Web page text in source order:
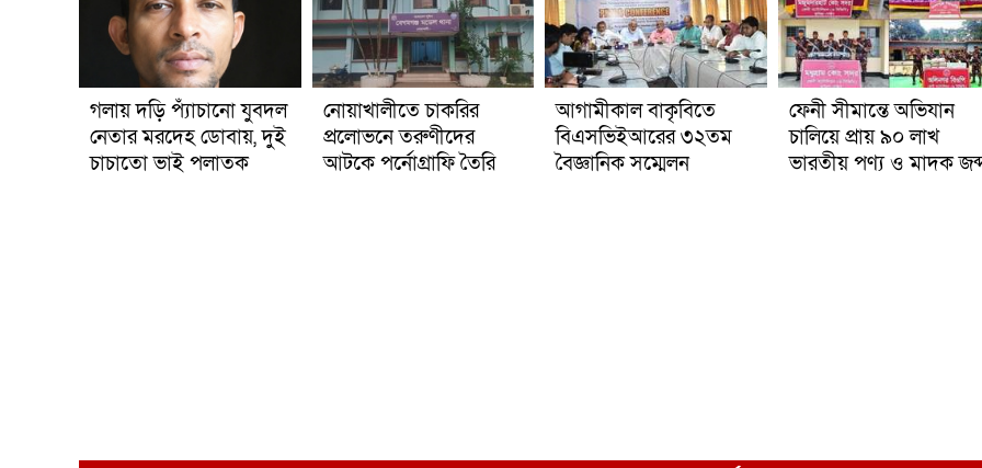
গলায় দড়ি প্যাঁচানো যুবদল
নেতার মরদেহ ডোবায়, দুই
চাচাতো ভাই পলাতক
নোয়াখালীতে চাকরির
প্রলোভনে তরুণীদের
আটকে পর্নোগ্রাফি তৈরি
আগামীকাল বাকৃবিতে
বিএসভিইআরের ৩২তম
বৈজ্ঞানিক সম্মেলন
ফেনী সীমান্তে অভিযান
চালিয়ে প্রায় ৯০ লাখ
ভারতীয় পণ্য ও মাদক